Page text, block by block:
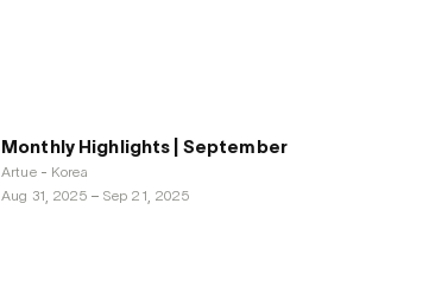
Monthly Highlights | September
Artue - Korea
Aug 31, 2025 – Sep 21, 2025